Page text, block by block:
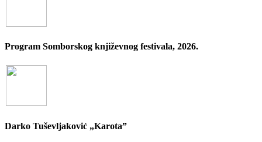
Program Somborskog književnog festivala, 2026.
Darko Tuševljaković „Karota”